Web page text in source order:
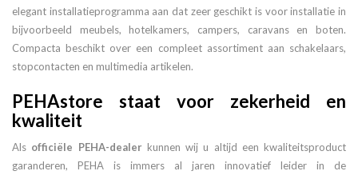
elegant installatieprogramma aan dat zeer geschikt is voor installatie in
bijvoorbeeld meubels, hotelkamers, campers, caravans en boten.
Compacta beschikt over een compleet assortiment aan schakelaars,
stopcontacten en multimedia artikelen.
PEHAstore staat voor zekerheid en
kwaliteit
Als officiële PEHA-dealer kunnen wij u altijd een kwaliteitsproduct
garanderen, PEHA is immers al jaren innovatief leider in de